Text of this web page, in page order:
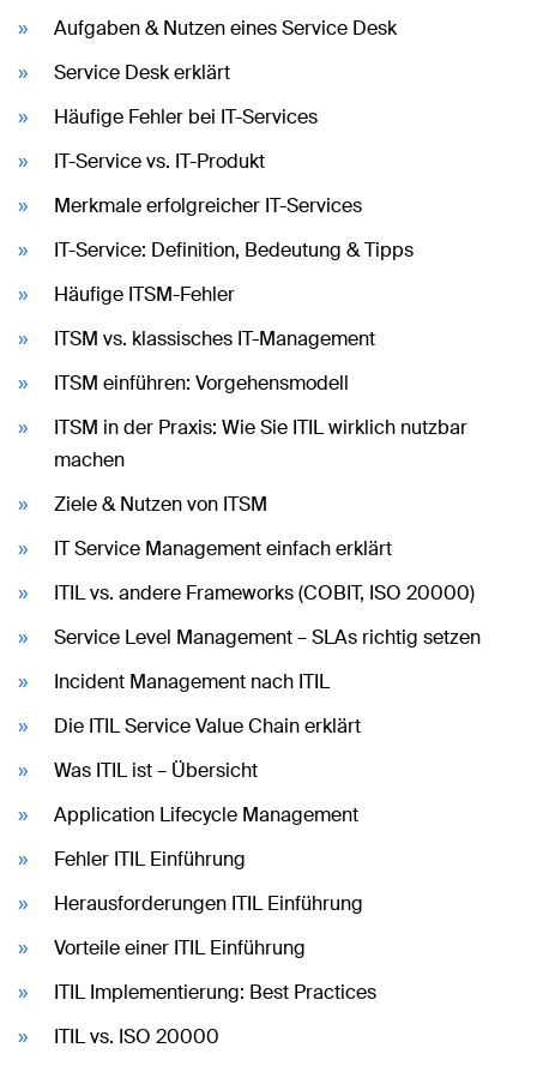
Aufgaben & Nutzen eines Service Desk
Service Desk erklärt
Häufige Fehler bei IT-Services
IT-Service vs. IT-Produkt
Merkmale erfolgreicher IT-Services
IT-Service: Definition, Bedeutung & Tipps
Häufige ITSM-Fehler
ITSM vs. klassisches IT-Management
ITSM einführen: Vorgehensmodell
ITSM in der Praxis: Wie Sie ITIL wirklich nutzbar
machen
Ziele & Nutzen von ITSM
IT Service Management einfach erklärt
ITIL vs. andere Frameworks (COBIT, ISO 20000)
Service Level Management – SLAs richtig setzen
Incident Management nach ITIL
Die ITIL Service Value Chain erklärt
Was ITIL ist – Übersicht
Application Lifecycle Management
Fehler ITIL Einführung
Herausforderungen ITIL Einführung
Vorteile einer ITIL Einführung
ITIL Implementierung: Best Practices
ITIL vs. ISO 20000